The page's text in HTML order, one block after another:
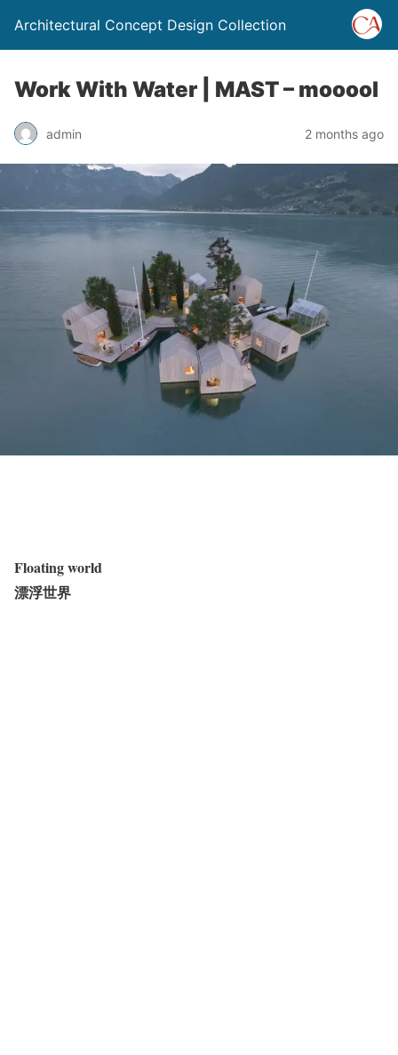
Architectural Concept Design Collection
Work With Water | MAST – mooool
admin 2 months ago
Floating world
漂浮世界